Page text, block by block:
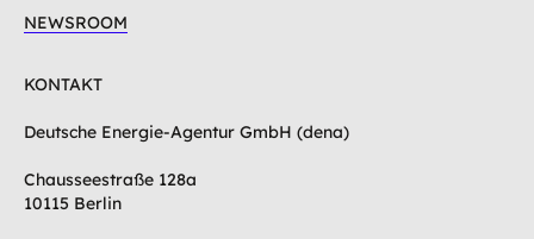
NEWSROOM
KONTAKT
Deutsche Energie-Agentur GmbH (dena)
Chausseestraße 128a
10115 Berlin